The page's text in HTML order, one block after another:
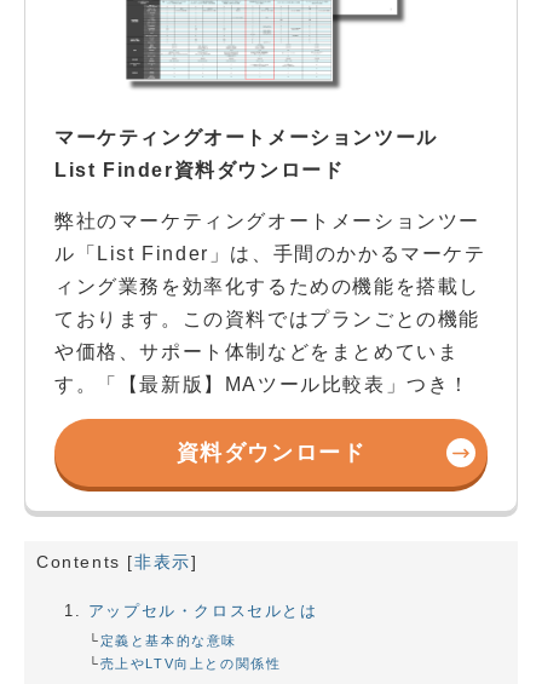
マーケティングオートメーションツール
List Finder資料ダウンロード
弊社のマーケティングオートメーションツー
ル「List Finder」は、手間のかかるマーケテ
ィング業務を効率化するための機能を搭載し
ております。この資料ではプランごとの機能
や価格、サポート体制などをまとめていま
す。「【最新版】MAツール比較表」つき！
資料ダウンロード
Contents [非表示]
アップセル・クロスセルとは
定義と基本的な意味
売上やLTV向上との関係性